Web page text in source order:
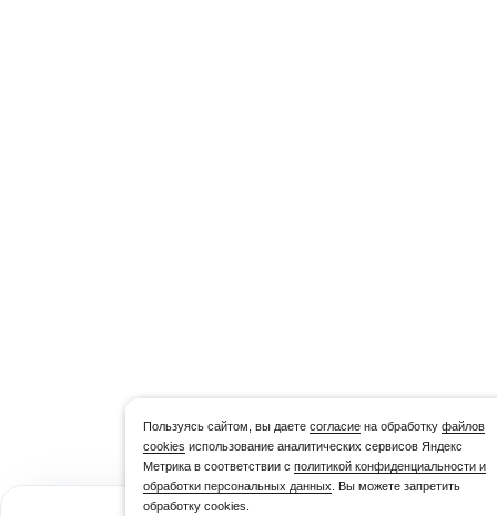
Пользуясь сайтом, вы даете согласиена обработку файлов
cookies использование аналитических сервисов Яндекс
Метрика в соответствии с политикой конфиденциальности и
обработки персональных данных . Вы можете запретить
обработку cookies.